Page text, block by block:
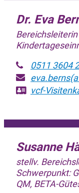
Dr. Eva
0511 3604
vcf-
Susanne
stellv.
Schwerpunkt:
QM, BETA-